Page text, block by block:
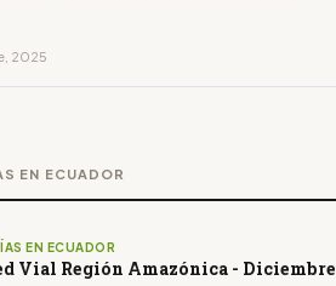
2025
EN ECUADOR
EN ECUADOR
Vial Región Amazónica - Diciembre